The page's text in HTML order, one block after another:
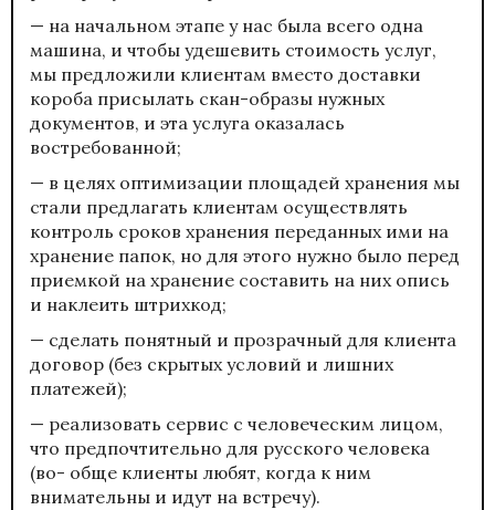
— на начальном этапе у нас была всего одна
машина, и чтобы удешевить стоимость услуг,
мы предложили клиентам вместо доставки
короба присылать скан-образы нужных
документов, и эта услуга оказалась
востребованной;
— в целях оптимизации площадей хранения мы
стали предлагать клиентам осуществлять
контроль сроков хранения переданных ими на
хранение папок, но для этого нужно было перед
приемкой на хранение составить на них опись
и наклеить штрихкод;
— сделать понятный и прозрачный для клиента
договор (без скрытых условий и лишних
платежей);
— реализовать сервис с человеческим лицом,
что предпочтительно для русского человека
(во- обще клиенты любят, когда к ним
внимательны и идут на встречу).